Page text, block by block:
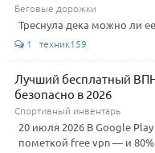
Беговые дорожки
Треснула дека можно ли
1 техник159
Лучший бесплатный
безопасно в 2026
Спортивный инвентарь
20 июля 2026 В Google
пометкой free vpn — и